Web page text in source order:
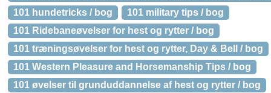
101 hundetricks / bog
101 military tips / bog
101 Ridebaneøvelser for hest og rytter / bog
101 træningsøvelser for hest og rytter, Day & Bell / bog
101 Western Pleasure and Horsemanship Tips / bog
101 øvelser til grunduddannelse af hest og rytter / bog